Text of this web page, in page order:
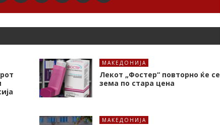
МАКЕДОНИЈА
Лекот „Фостер“ повторно ќе се
зема по стара цена
МАКЕДОНИЈА